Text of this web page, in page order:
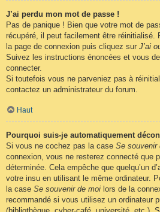
J’ai perdu mon mot de passe !
Pas de panique ! Bien que votre mot de
récupéré, il peut facilement être réinitialisé.
la page de connexion puis cliquez sur J’ai
Suivez les instructions énoncées et vous
connecter.
Si toutefois vous ne parveniez pas à
contactez un administrateur du forum.
Haut
Pourquoi suis-je automatiquement
Si vous ne cochez pas la case Se souvenir
connexion, vous ne resterez connecté que
déterminée. Cela empêche que quelqu’un
votre insu en utilisant le même ordinateur.
la case Se souvenir de moi lors de la
recommandé si vous utilisez un ordinateur